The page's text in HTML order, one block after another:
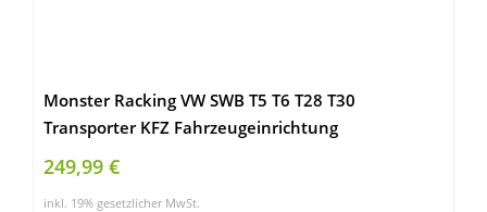
Monster Racking VW SWB T5 T6 T28 T30
Transporter KFZ Fahrzeugeinrichtung
Fahrzeugregale Fahrzeugausbau Lieferwagen
Auto-Regal Regalsystem Werkstatt-Wagen
249,99 €
inkl. 19% gesetzlicher MwSt.